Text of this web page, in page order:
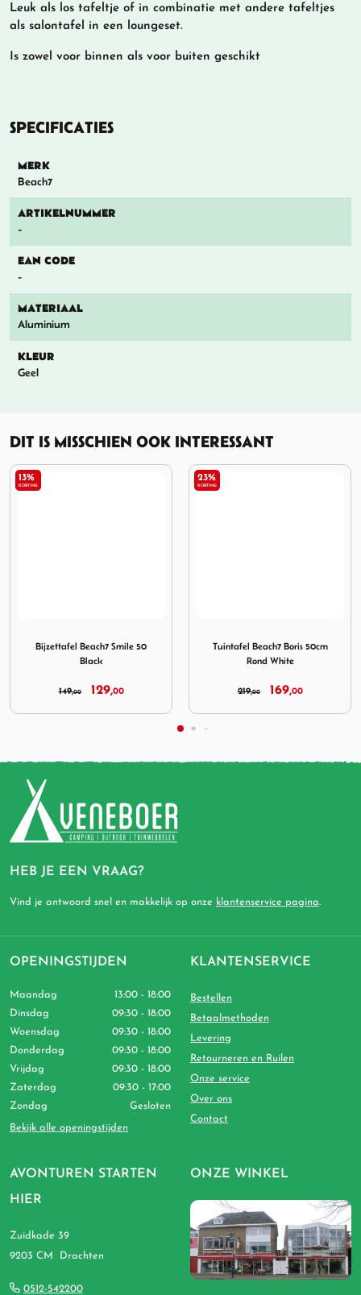
Leuk als los tafeltje of in combinatie met andere tafeltjes
als salontafel in een loungeset.
Is zowel voor binnen als voor buiten geschikt
SPECIFICATIES
MERK
Beach7
ARTIKELNUMMER
-
EAN CODE
-
MATERIAAL
Aluminium
KLEUR
Geel
DIT IS MISSCHIEN OOK INTERESSANT
Tuintafel Beach7 Boris 50cm
Rond White
219,00 169,
Bijzettafel Beach7 Smile 50
White
149,00 129,
HEB JE EEN VRAAG?
Vind je antwoord snel en makkelijk op onze klantenservice pagina.
AVONTUREN STARTEN
HIER
Zuidkade 39
9203 CM Drachten
0512-542200
OPENINGSTIJDEN
Maandag
13:00 - 18:00
Dinsdag
09:30 - 18:00
Woensdag
09:30 - 18:00
Donderdag
09:30 - 18:00
Vrijdag
09:30 - 18:00
Zaterdag
09:30 - 17:00
Zondag
Gesloten
Bekijk alle openingstijden
KLANTENSERVICE
Bestellen
Betaalmethoden
Levering
Retourneren en Ruilen
Onze service
Over ons
Contact
ONZE WINKEL